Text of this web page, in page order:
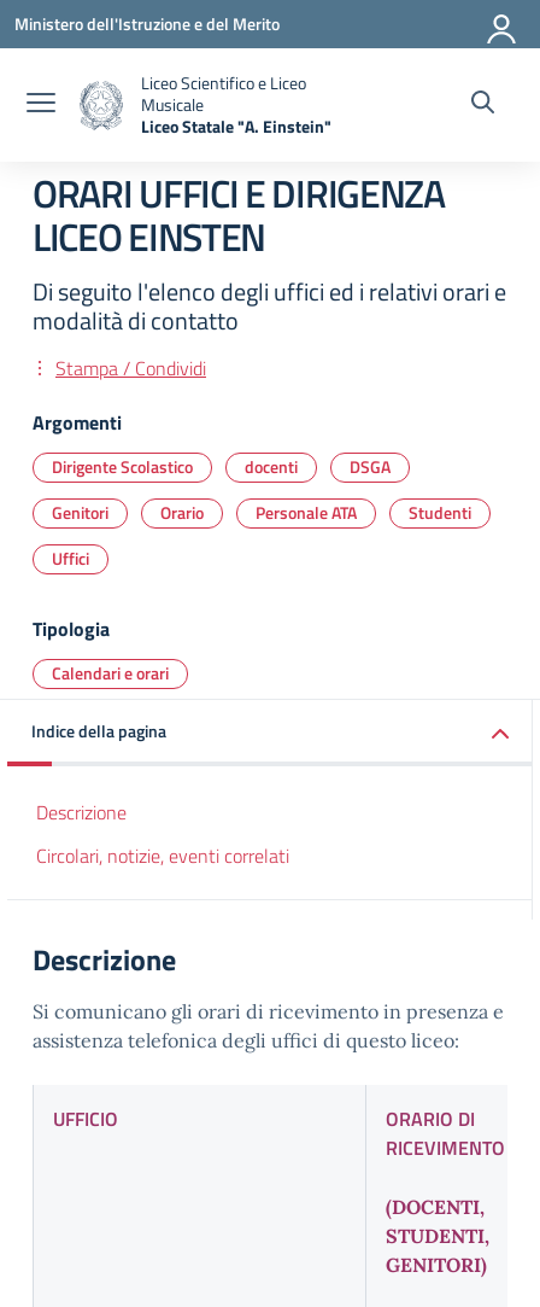
Vai ai contenuti
Vai al menu di navigazione
Vai al footer
Ministero dell'Istruzione e del Merito
Liceo Scientifico e Liceo
Musicale
Liceo Statale "A. Einstein"
ORARI UFFICI E DIRIGENZA
LICEO EINSTEN
Di seguito l'elenco degli uffici ed i relativi orari e
modalità di contatto
Stampa / Condividi
Argomenti
Dirigente Scolastico docenti
DSGA
Genitori
Orario Personale ATA
Studenti
Uffici
Tipologia
Calendari e orari
Indice della pagina
Descrizione
Circolari, notizie, eventi correlati
Descrizione
Si comunicano gli orari di ricevimento in presenza e
assistenza telefonica degli uffici di questo liceo:
UFFICIO
ORARIO DI
RICEVIMENTO
(DOCENTI,
STUDENTI,
GENITORI)